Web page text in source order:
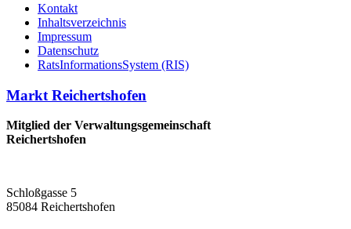
Kontakt
Inhaltsverzeichnis
Impressum
Datenschutz
RatsInformationsSystem (RIS)
Markt Reichertshofen
Mitglied der Verwaltungsgemeinschaft
Reichertshofen
Schloßgasse 5
85084 Reichertshofen